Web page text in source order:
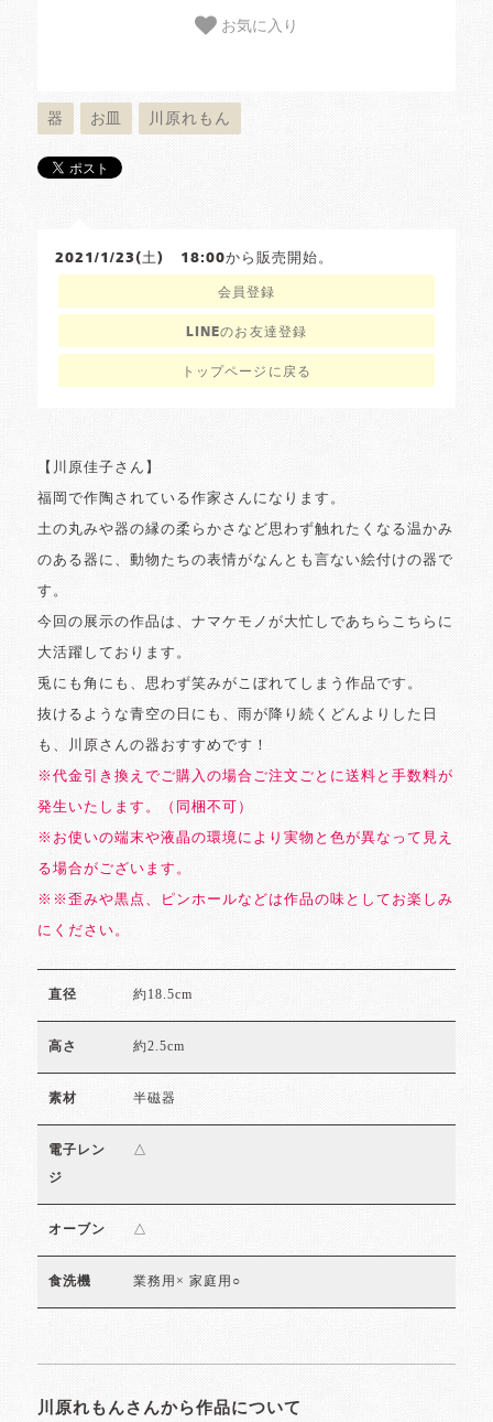
お気に入り
器 お皿 川原れもん
2021/1/23(土) 18:00から販売開始。
会員登録
LINEのお友達登録
トップページに戻る
【川原佳子さん】
福岡で作陶されている作家さんになります。
土の丸みや器の縁の柔らかさなど思わず触れたくなる温かみ
のある器に、動物たちの表情がなんとも言ない絵付けの器で
す。
今回の展示の作品は、ナマケモノが大忙しであちらこちらに
大活躍しております。
兎にも角にも、思わず笑みがこぼれてしまう作品です。
抜けるような青空の日にも、雨が降り続くどんよりした日
も、川原さんの器おすすめです！
※代金引き換えでご購入の場合ご注文ごとに送料と手数料が
発生いたします。（同梱不可）
※お使いの端末や液晶の環境により実物と色が異なって見え
る場合がございます。
※※歪みや黒点、ピンホールなどは作品の味としてお楽しみ
にください。
直径 約18.5cm
高さ 約2.5cm
素材 半磁器
電子レン
ジ
△
オーブン △
食洗機 業務用× 家庭用○
川原れもんさんから作品について